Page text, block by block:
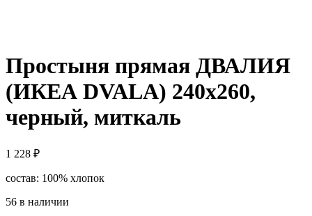
Простыня прямая ДВАЛИЯ
(ИКЕА DVALA) 240х260,
черный, миткаль
1 228 ₽
состав: 100% хлопок
56 в наличии